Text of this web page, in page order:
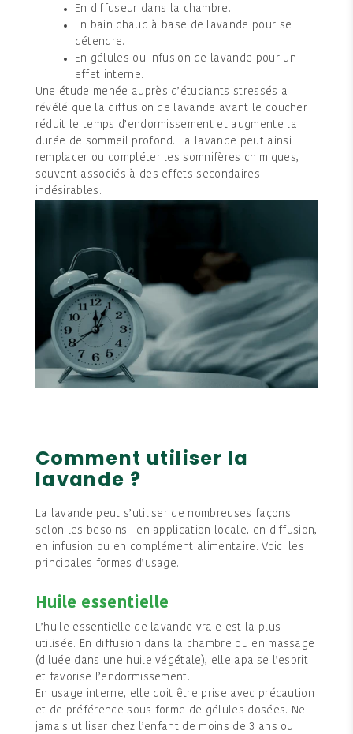
En diffuseur dans la chambre.
En bain chaud à base de lavande pour se
détendre.
En gélules ou infusion de lavande pour un
effet interne.
Une étude menée auprès d’étudiants stressés a
révélé que la diffusion de lavande avant le coucher
réduit le temps d’endormissement et augmente la
durée de sommeil profond. La lavande peut ainsi
remplacer ou compléter les somnifères chimiques,
souvent associés à des effets secondaires
indésirables.
Comment utiliser la
lavande ?
La lavande peut s’utiliser de nombreuses façons
selon les besoins : en application locale, en diffusion,
en infusion ou en complément alimentaire. Voici les
principales formes d’usage.
Huile essentielle
L’huile essentielle de lavande vraie est la plus
utilisée. En diffusion dans la chambre ou en massage
(diluée dans une huile végétale), elle apaise l’esprit
et favorise l’endormissement.
En usage interne, elle doit être prise avec précaution
et de préférence sous forme de gélules dosées. Ne
jamais utiliser chez l’enfant de moins de 3 ans ou